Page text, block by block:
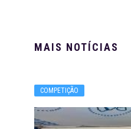
MAIS NOTÍCIAS
COMPETIÇÃO